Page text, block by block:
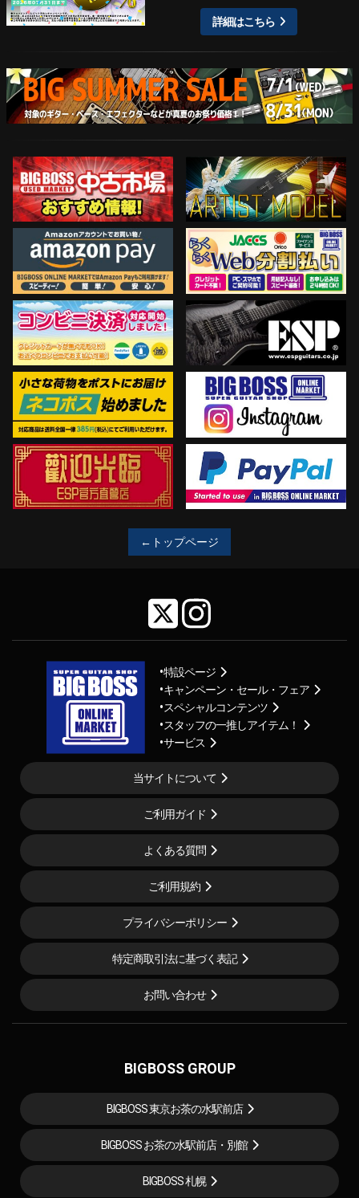
詳細はこちら
←トップページ
特設ページ
キャンペーン・セール・フェア
スペシャルコンテンツ
スタッフの一推しアイテム！
サービス
当サイトについて
ご利用ガイド
よくある質問
ご利用規約
プライバシーポリシー
特定商取引法に基づく表記
お問い合わせ
BIGBOSS GROUP
BIGBOSS 東京お茶の水駅前店
BIGBOSS お茶の水駅前店・別館
BIGBOSS 札幌